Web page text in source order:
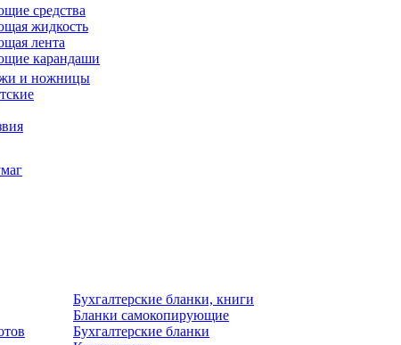
средства
жидкость
лента
карандаши
и ножницы
Бухгалтерские бланки, книги
Бланки самокопирующие
Бухгалтерские бланки